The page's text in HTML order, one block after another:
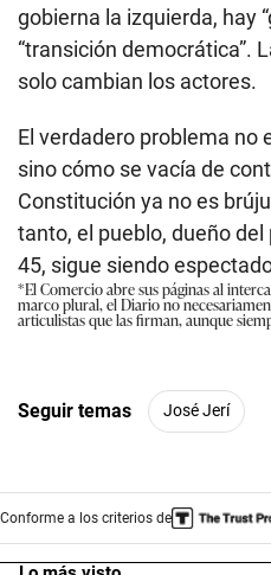
gobierna la izquierda, hay
“transición democrática”.
solo cambian los actores.
El verdadero problema no
sino cómo se vacía de
Constitución ya no es
tanto, el pueblo, dueño
45, sigue siendo
*El Comercio abre sus páginas al
marco plural, el Diario no
articulistas que las firman, aunque
Seguir temas José Jerí
Conforme a los criterios de